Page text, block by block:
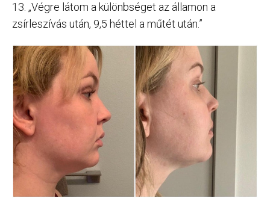
13. „Végre látom a különbséget az államon a
zsírleszívás után, 9,5 héttel a műtét után.”